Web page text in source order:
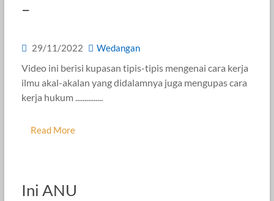
–
29/11/2022 Wedangan
Video ini berisi kupasan tipis-tipis mengenai cara kerja
ilmu akal-akalan yang didalamnya juga mengupas cara
kerja hukum ...............
Read More
Ini ANU